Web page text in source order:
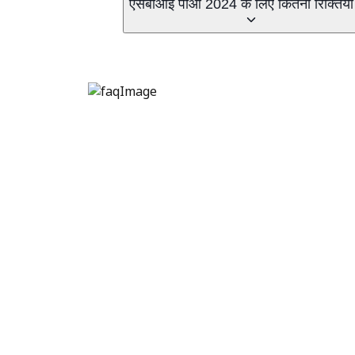
एसबीआई पीओ 2024 के लिए कितनी